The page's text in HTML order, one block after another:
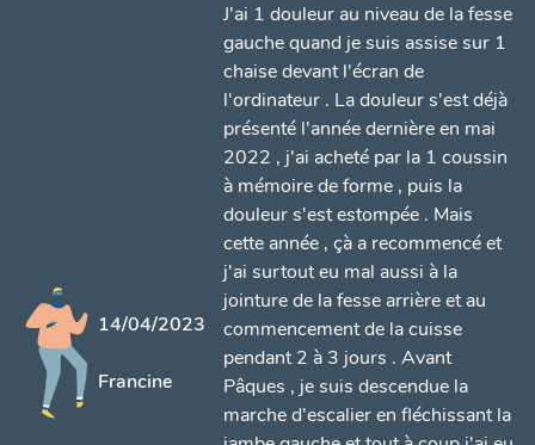
14/04/2023
Francine
J'ai 1 douleur au niveau de la fesse
gauche quand je suis assise sur 1
chaise devant l'écran de
l'ordinateur . La douleur s'est déjà
présenté l'année dernière en mai
2022 , j'ai acheté par la 1 coussin
à mémoire de forme , puis la
douleur s'est estompée . Mais
cette année , çà a recommencé et
j'ai surtout eu mal aussi à la
jointure de la fesse arrière et au
commencement de la cuisse
pendant 2 à 3 jours . Avant
Pâques , je suis descendue la
marche d'escalier en fléchissant la